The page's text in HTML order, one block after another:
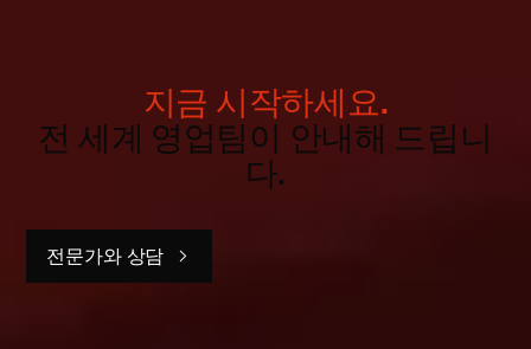
지금 시작하세요.
전 세계 영업팀이 안내해 드립니
다.
전문가와 상담